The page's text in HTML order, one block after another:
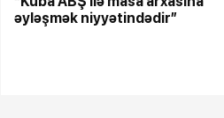
əyləşmək niyyətindədir”